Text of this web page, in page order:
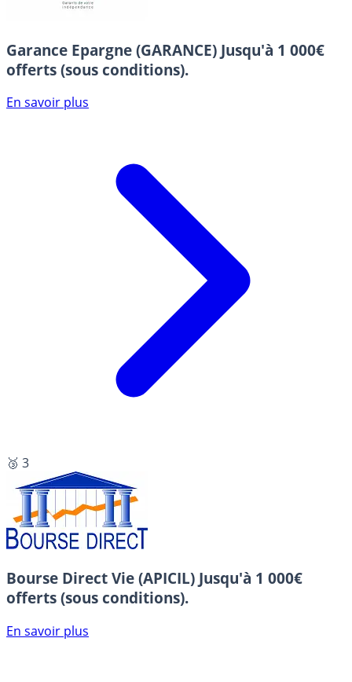
Garance Epargne (GARANCE) Jusqu'à 1 000€
offerts (sous conditions).
En savoir plus
🥉 3
Bourse Direct Vie (APICIL) Jusqu'à 1 000€
offerts (sous conditions).
En savoir plus